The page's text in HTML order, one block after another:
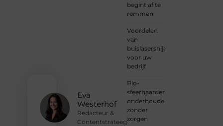
Eva
Westerhof
Redacteur &
Contentstrateeg
begint af te
remmen
Voordelen
van
buislasersnijden
voor uw
bedrijf
Bio-
sfeerhaarden
onderhouden
zonder
zorgen